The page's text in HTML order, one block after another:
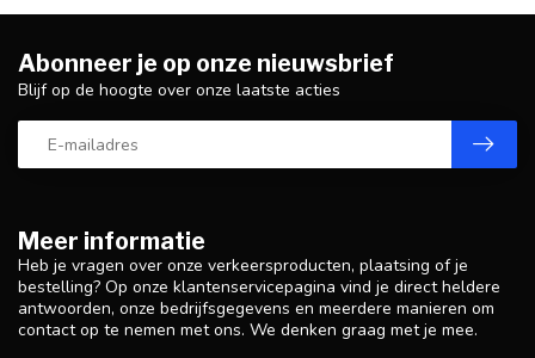
Meer informatie
Heb je vragen over onze verkeersproducten, plaatsing of je
bestelling? Op onze klantenservicepagina vind je direct heldere
antwoorden, onze bedrijfsgegevens en meerdere manieren om
contact op te nemen met ons. We denken graag met je mee.
Abonneer je op onze nieuwsbrief
Blijf op de hoogte over onze laatste acties